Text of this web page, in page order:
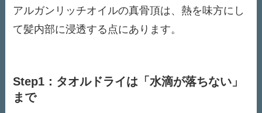
アルガンリッチオイルの真骨頂は、熱を味方にし
て髪内部に浸透する点にあります。
Step1：タオルドライは「水滴が落ちない」
まで